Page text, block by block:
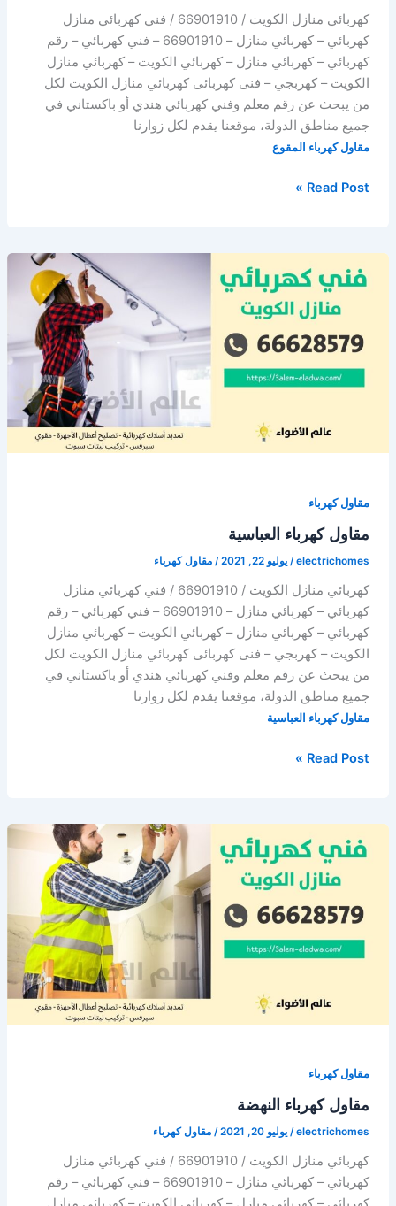
كهربائي منازل الكويت / 66901910 / فني كهربائي منازل
كهربائي – كهربائي منازل – 66901910 – فني كهربائي – رقم
كهربائي – كهربائي منازل – كهربائي الكويت – كهربائي منازل
الكويت – كهربجي – فنى كهربائى كهربائي منازل الكويت لكل
من يبحث عن رقم معلم وفني كهربائي هندي أو باكستاني في
جميع مناطق الدولة، موقعنا يقدم لكل زوارنا
مقاول كهرباء المقوع
مقاول
Read Post »
مقاول كهرباء
مقاول كهرباء العباسية
electrichomes
/ يوليو 22, 2021 / مقاول كهرباء
كهربائي منازل الكويت / 66901910 / فني كهربائي منازل
كهربائي – كهربائي منازل – 66901910 – فني كهربائي – رقم
كهربائي – كهربائي منازل – كهربائي الكويت – كهربائي منازل
الكويت – كهربجي – فنى كهربائى كهربائي منازل الكويت لكل
من يبحث عن رقم معلم وفني كهربائي هندي أو باكستاني في
جميع مناطق الدولة، موقعنا يقدم لكل زوارنا
مقاول كهرباء العباسية
مقاول
Read Post »
مقاول كهرباء
مقاول كهرباء النهضة
electrichomes
/ يوليو 20, 2021 / مقاول كهرباء
كهربائي منازل الكويت / 66901910 / فني كهربائي منازل
كهربائي – كهربائي منازل – 66901910 – فني كهربائي – رقم